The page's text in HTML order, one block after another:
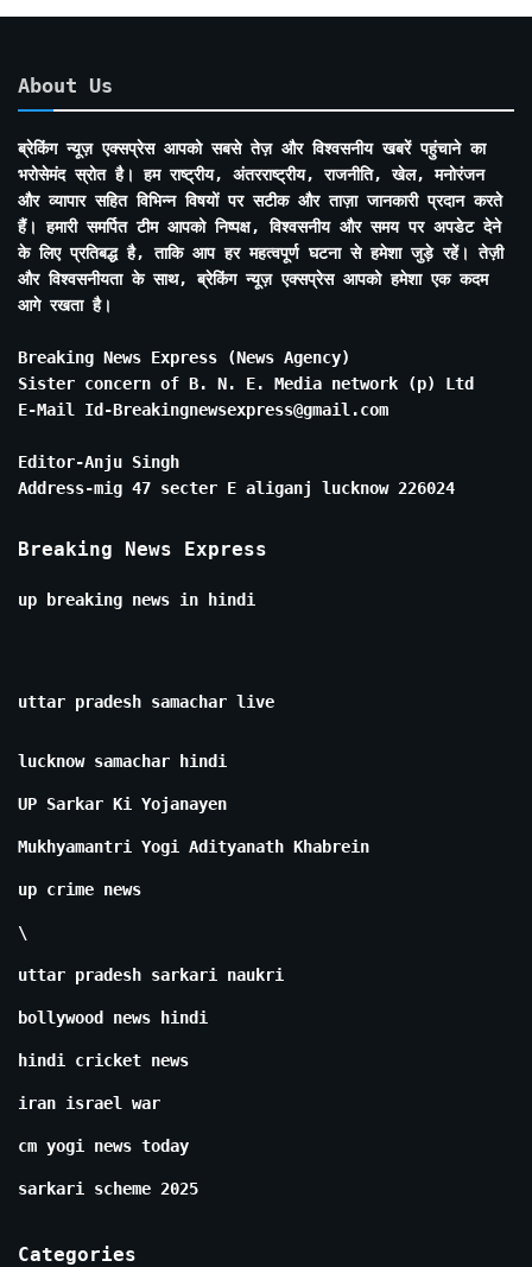
About Us
ब्रेकिंग न्यूज़ एक्सप्रेस आपको सबसे तेज़ और विश्वसनीय खबरें पहुंचाने का
भरोसेमंद स्रोत है। हम राष्ट्रीय, अंतरराष्ट्रीय, राजनीति, खेल, मनोरंजन
और व्यापार सहित विभिन्न विषयों पर सटीक और ताज़ा जानकारी प्रदान करते
हैं। हमारी समर्पित टीम आपको निष्पक्ष, विश्वसनीय और समय पर अपडेट देने
के लिए प्रतिबद्ध है, ताकि आप हर महत्वपूर्ण घटना से हमेशा जुड़े रहें। तेज़ी
और विश्वसनीयता के साथ, ब्रेकिंग न्यूज़ एक्सप्रेस आपको हमेशा एक कदम
आगे रखता है।
Breaking News Express (News Agency)
Sister concern of B. N. E. Media network (p) Ltd
E-Mail Id-Breakingnewsexpress@gmail.com
Editor-Anju Singh
Address-mig 47 secter E aliganj lucknow 226024
Breaking News Express
up breaking news in hindi
uttar pradesh samachar live
lucknow samachar hindi
UP Sarkar Ki Yojanayen
Mukhyamantri Yogi Adityanath Khabrein
up crime news
\
uttar pradesh sarkari naukri
bollywood news hindi
hindi cricket news
iran israel war
cm yogi news today
sarkari scheme 2025
Categories